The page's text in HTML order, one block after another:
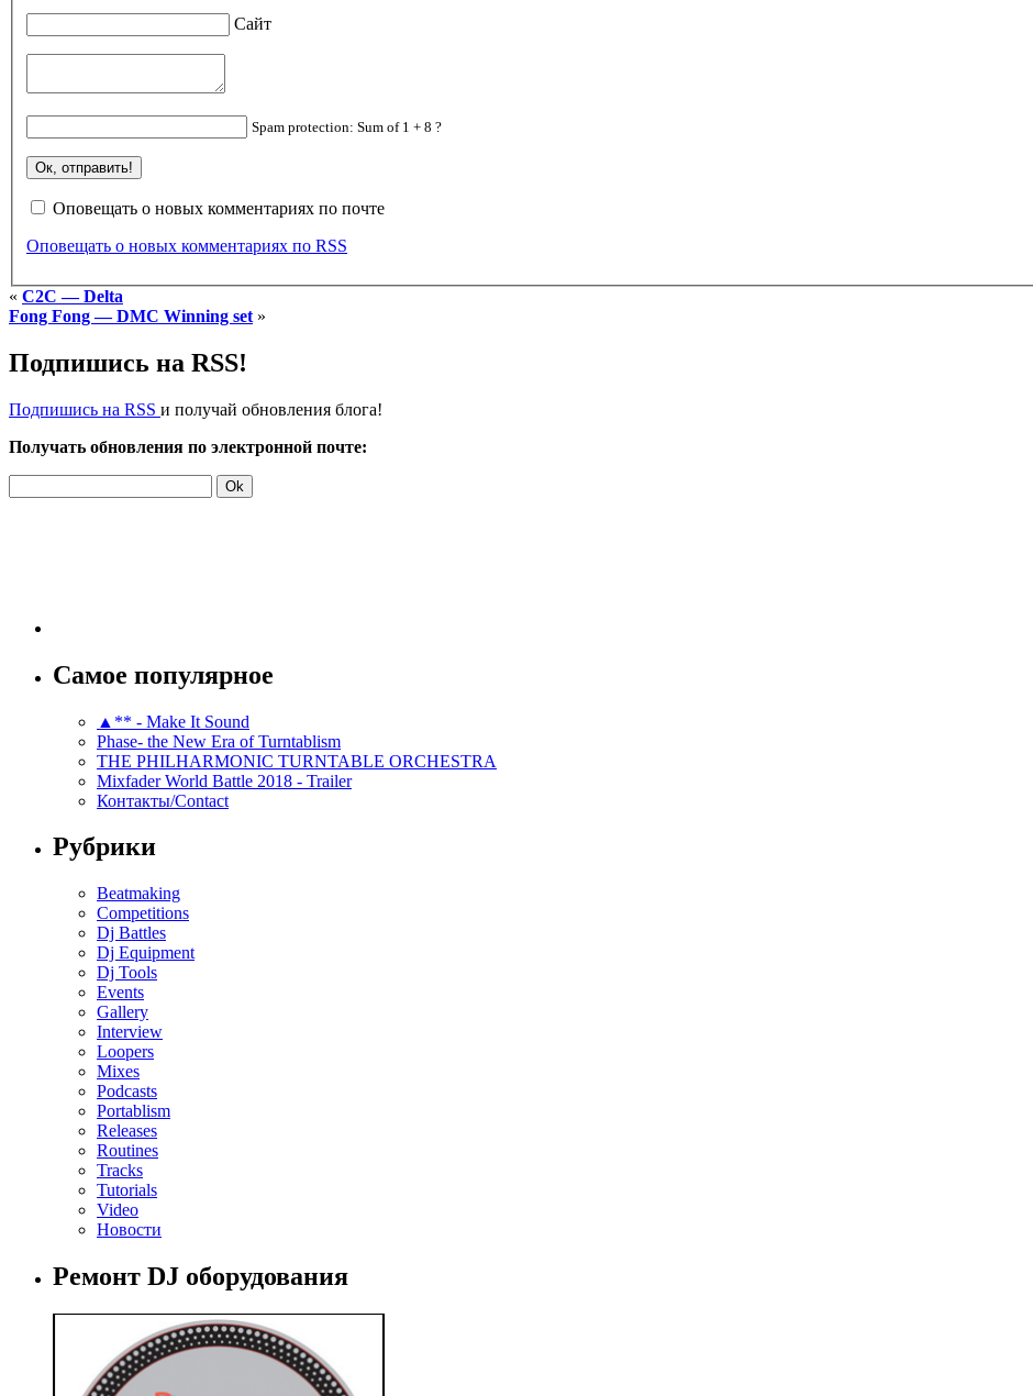
Сайт
Spam protection: Sum of 1 + 8 ?
Оповещать о новых комментариях по почте
Оповещать о новых комментариях по RSS
« C2C — Delta
Fong Fong — DMC Winning set »
Подпишись на RSS!
Подпишись на RSS и получай обновления блога!
Получать обновления по электронной почте:
Самое популярное
▲** - Make It Sound
Phase- the New Era of Turntablism
THE PHILHARMONIC TURNTABLE ORCHESTRA
Mixfader World Battle 2018 - Trailer
Контакты/Contact
Рубрики
Beatmaking
Competitions
Dj Battles
Dj Equipment
Dj Tools
Events
Gallery
Interview
Loopers
Mixes
Podcasts
Portablism
Releases
Routines
Tracks
Tutorials
Video
Новости
Ремонт DJ оборудования